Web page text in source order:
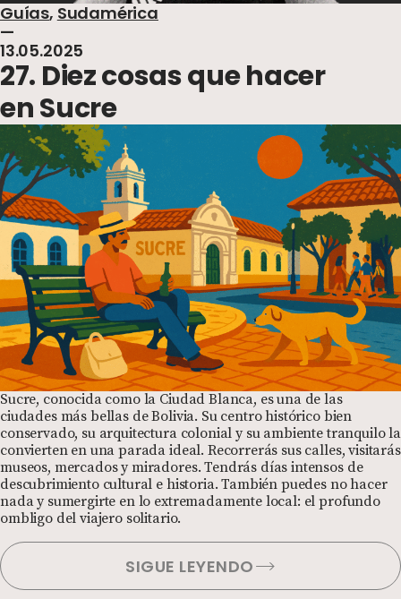
Guías, Sudamérica
—
13.05.2025
27. Diez cosas que hacer
en Sucre
Sucre, conocida como la Ciudad Blanca, es una de las
ciudades más bellas de Bolivia. Su centro histórico bien
conservado, su arquitectura colonial y su ambiente tranquilo la
convierten en una parada ideal. Recorrerás sus calles, visitarás
museos, mercados y miradores. Tendrás días intensos de
descubrimiento cultural e historia. También puedes no hacer
nada y sumergirte en lo extremadamente local: el profundo
ombligo del viajero solitario.
SIGUE LEYENDO